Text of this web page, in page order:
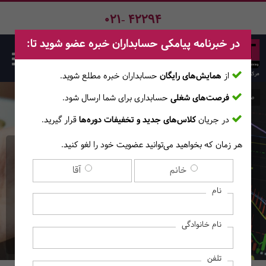
021- 42294
دوره آنلاین تابلوخوانی و
روانشناسی معاملاتی
(مقدماتی 1)
(آموزش‌های آنــلایــن)
صفحه اصلی دوره‌ها
در خبرنامه پیامکی حسابداران خبره عضو شوید تا:
از همایش‌های رایگان حسابداران خبره مطلع ‎شوید.
فرصت‌های شغلی حسابداری برای شما ارسال شود.
در جریانکلاس‌های جدید و تخفیفات دوره‌هاقرار گیرید.
هر زمان که بخواهید می‌توانید عضویت خود را لغو کنید.
خانم آقا
نام
نام خانوادگی
تلفن